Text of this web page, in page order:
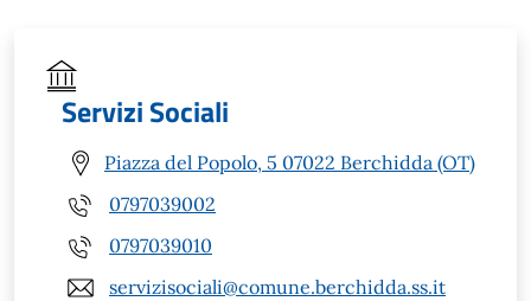
Servizi Sociali
Piazza del Popolo, 5 07022 Berchidda (OT)
0797039002
0797039010
servizisociali@comune.berchidda.ss.it